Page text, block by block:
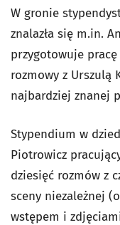
W gronie
znalazła się m.in.
przygotowuje pracę
rozmowy z Urszulą
najbardziej znanej
Stypendium w
Piotrowicz
dziesięć rozmów z
sceny niezależnej
wstępem i